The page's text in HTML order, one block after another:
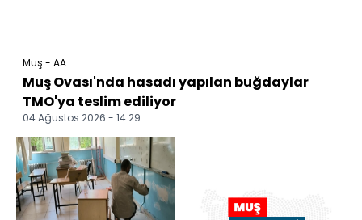
Muş - AA
Muş Ovası'nda hasadı yapılan buğdaylar
TMO'ya teslim ediliyor
04 Ağustos 2026 - 14:29